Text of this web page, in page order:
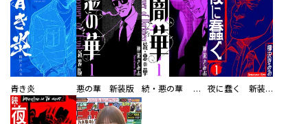
青き炎 悪の華 新装版 続・悪の華 闇華 新装版 夜に蠢く 新装版